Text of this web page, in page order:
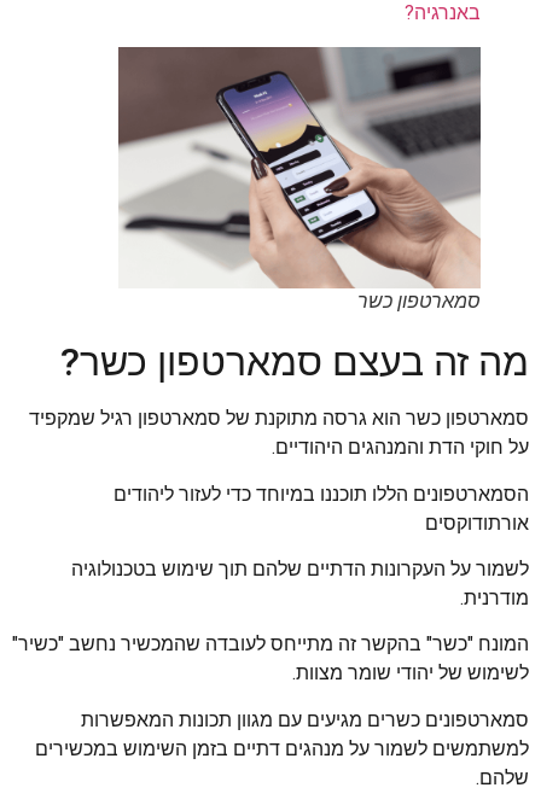
באנרגיה?
סמארטפון כשר
מה זה בעצם סמארטפון כשר?
סמארטפון כשר הוא גרסה מתוקנת של סמארטפון רגיל שמקפיד
על חוקי הדת והמנהגים היהודיים.
הסמארטפונים הללו תוכננו במיוחד כדי לעזור ליהודים
אורתודוקסים
לשמור על העקרונות הדתיים שלהם תוך שימוש בטכנולוגיה
מודרנית.
המונח "כשר" בהקשר זה מתייחס לעובדה שהמכשיר נחשב "כשיר"
לשימוש של יהודי שומר מצוות.
סמארטפונים כשרים מגיעים עם מגוון תכונות המאפשרות
למשתמשים לשמור על מנהגים דתיים בזמן השימוש במכשירים
שלהם.